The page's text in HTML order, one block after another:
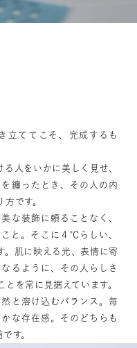
～
立ててこそ、完成するも
人をいかに美しく見せ、
纏ったとき、その人の内
です。
な装飾に頼ることなく、
と。そこに４℃らしい、
。肌に映える光、表情に寄
るように、その人らしさ
を常に見据えています。
と溶け込むバランス。毎
な存在感。そのどちらも
す。